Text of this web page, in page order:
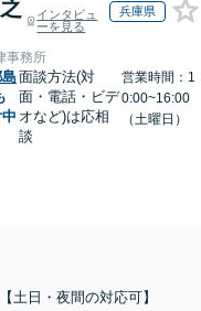
インタビュ
ーを見る
兵庫県
事務所
面談方法(対
面・電話・ビデ
オなど)は応相
談
営業時間：1
0:00~16:00
（土曜日）
土日・夜間の対応可】